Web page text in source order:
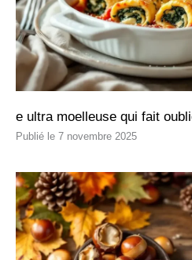
e ultra moelleuse qui fait
7 novembre 2025